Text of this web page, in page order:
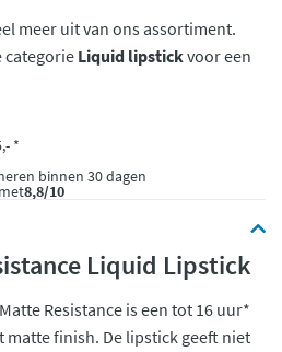
meer uit van ons assortiment.
categorie Liquid lipstickvoor een
*
binnen 30 dagen
8,8/10
Liquid Lipstick
Resistance is een tot 16 uur*
finish. De lipstick geeft niet